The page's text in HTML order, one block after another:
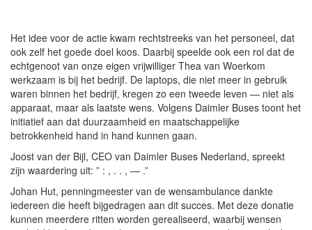
Het idee voor de actie kwam rechtstreeks van het personeel, dat
ook zelf het goede doel koos. Daarbij speelde ook een rol dat de
echtgenoot van onze eigen vrijwilliger Thea van Woerkom
werkzaam is bij het bedrijf. De laptops, die niet meer in gebruik
waren binnen het bedrijf, kregen zo een tweede leven — niet als
apparaat, maar als laatste wens. Volgens Daimler Buses toont het
initiatief aan dat duurzaamheid en maatschappelijke
betrokkenheid hand in hand kunnen gaan.
Joost van der Bijl, CEO van Daimler Buses Nederland, spreekt
zijn waardering uit: ” : , . . , — .”
Johan Hut, penningmeester van de wensambulance dankte
iedereen die heeft bijgedragen aan dit succes. Met deze donatie
kunnen meerdere ritten worden gerealiseerd, waarbij wensen